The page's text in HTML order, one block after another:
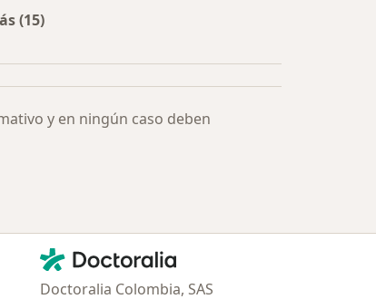
(15)
y en ningún caso deben
Contacto
Doctoralia - Página de inicio
Doctoralia Colombia, SAS